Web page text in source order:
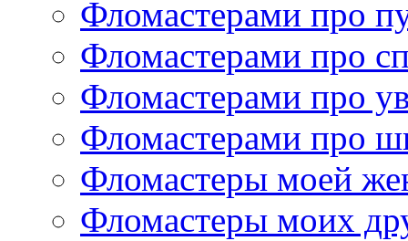
Фломастерами про
Фломастерами про
Фломастерами про
Фломастерами про
Фломастеры моей
Фломастеры моих